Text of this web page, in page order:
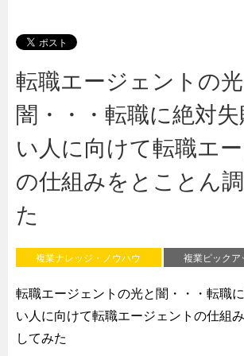
転職エージェントの光
闇・・・転職に絶対
い人に向けて転職エ
の仕組みをとことん
た
複業ナレッジ・ノウハウ 複業ピックア
転職エージェントの光と闇・・・転職
い人に向けて転職エージェントの仕組
してみた